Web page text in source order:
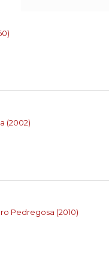
(2002)
Pedregosa (2010)